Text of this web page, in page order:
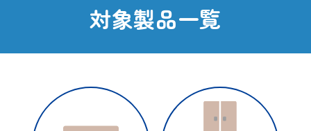
対象製品一覧